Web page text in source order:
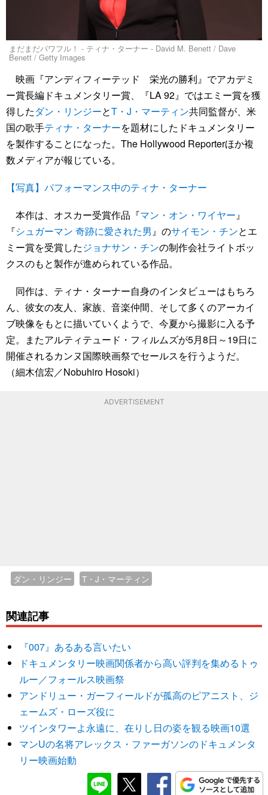
まだまだパワフル！ - ティナ・ターナー - David M. Benett / Dave
Benett / Getty Images
映画『アンディフィーテッド 栄光の勝利』でアカデミ
ー賞長編ドキュメンタリー賞、『LA 92』ではエミー賞を獲
得したダン・リンジーとT・J・マーティン共同監督が、米
国の歌手ティナ・ターナーを題材にしたドキュメンタリー
を製作することになった。The Hollywood Reporterほか複
数メディアが報じている。
【写真】パフォーマンス中のティナ・ターナー
本作は、オスカー受賞作品『マン・オン・ワイヤー』
『シュガーマン 奇跡に愛された男』のサイモン・チンとエ
ミー賞を受賞したジョナサン・チンの制作会社ライトボッ
クスのもと製作が進められている作品。
同作は、ティナ・ターナー自身のインタビューはもちろ
ん、彼女の友人、家族、音楽仲間、そして多くのアーカイ
ブ映像をもとに描いていくようで、今夏から撮影に入る予
定。またアルティテュード・フィルムズが5月8日～19日に
開催されるカンヌ国際映画祭でセールスを行うようだ。
（細木信宏／Nobuhiro Hosoki）
ADVERTISEMENT
ダン・リンジー T・J・マーティン
関連記事
『007』あるある言いたい
ドキュメンタリー映画関係者から高い評判を集めるトゥ
ルー／フォールス映画祭
アンドリュー・ガーフィールドが孤高のピアニスト、ジ
ェームズ・ローズ役に
ツインタワーよ永遠に、在りし日の姿を観る映画10選
マンUの名将アレックス・ファーガソンのドキュメンタ
リー映画始動